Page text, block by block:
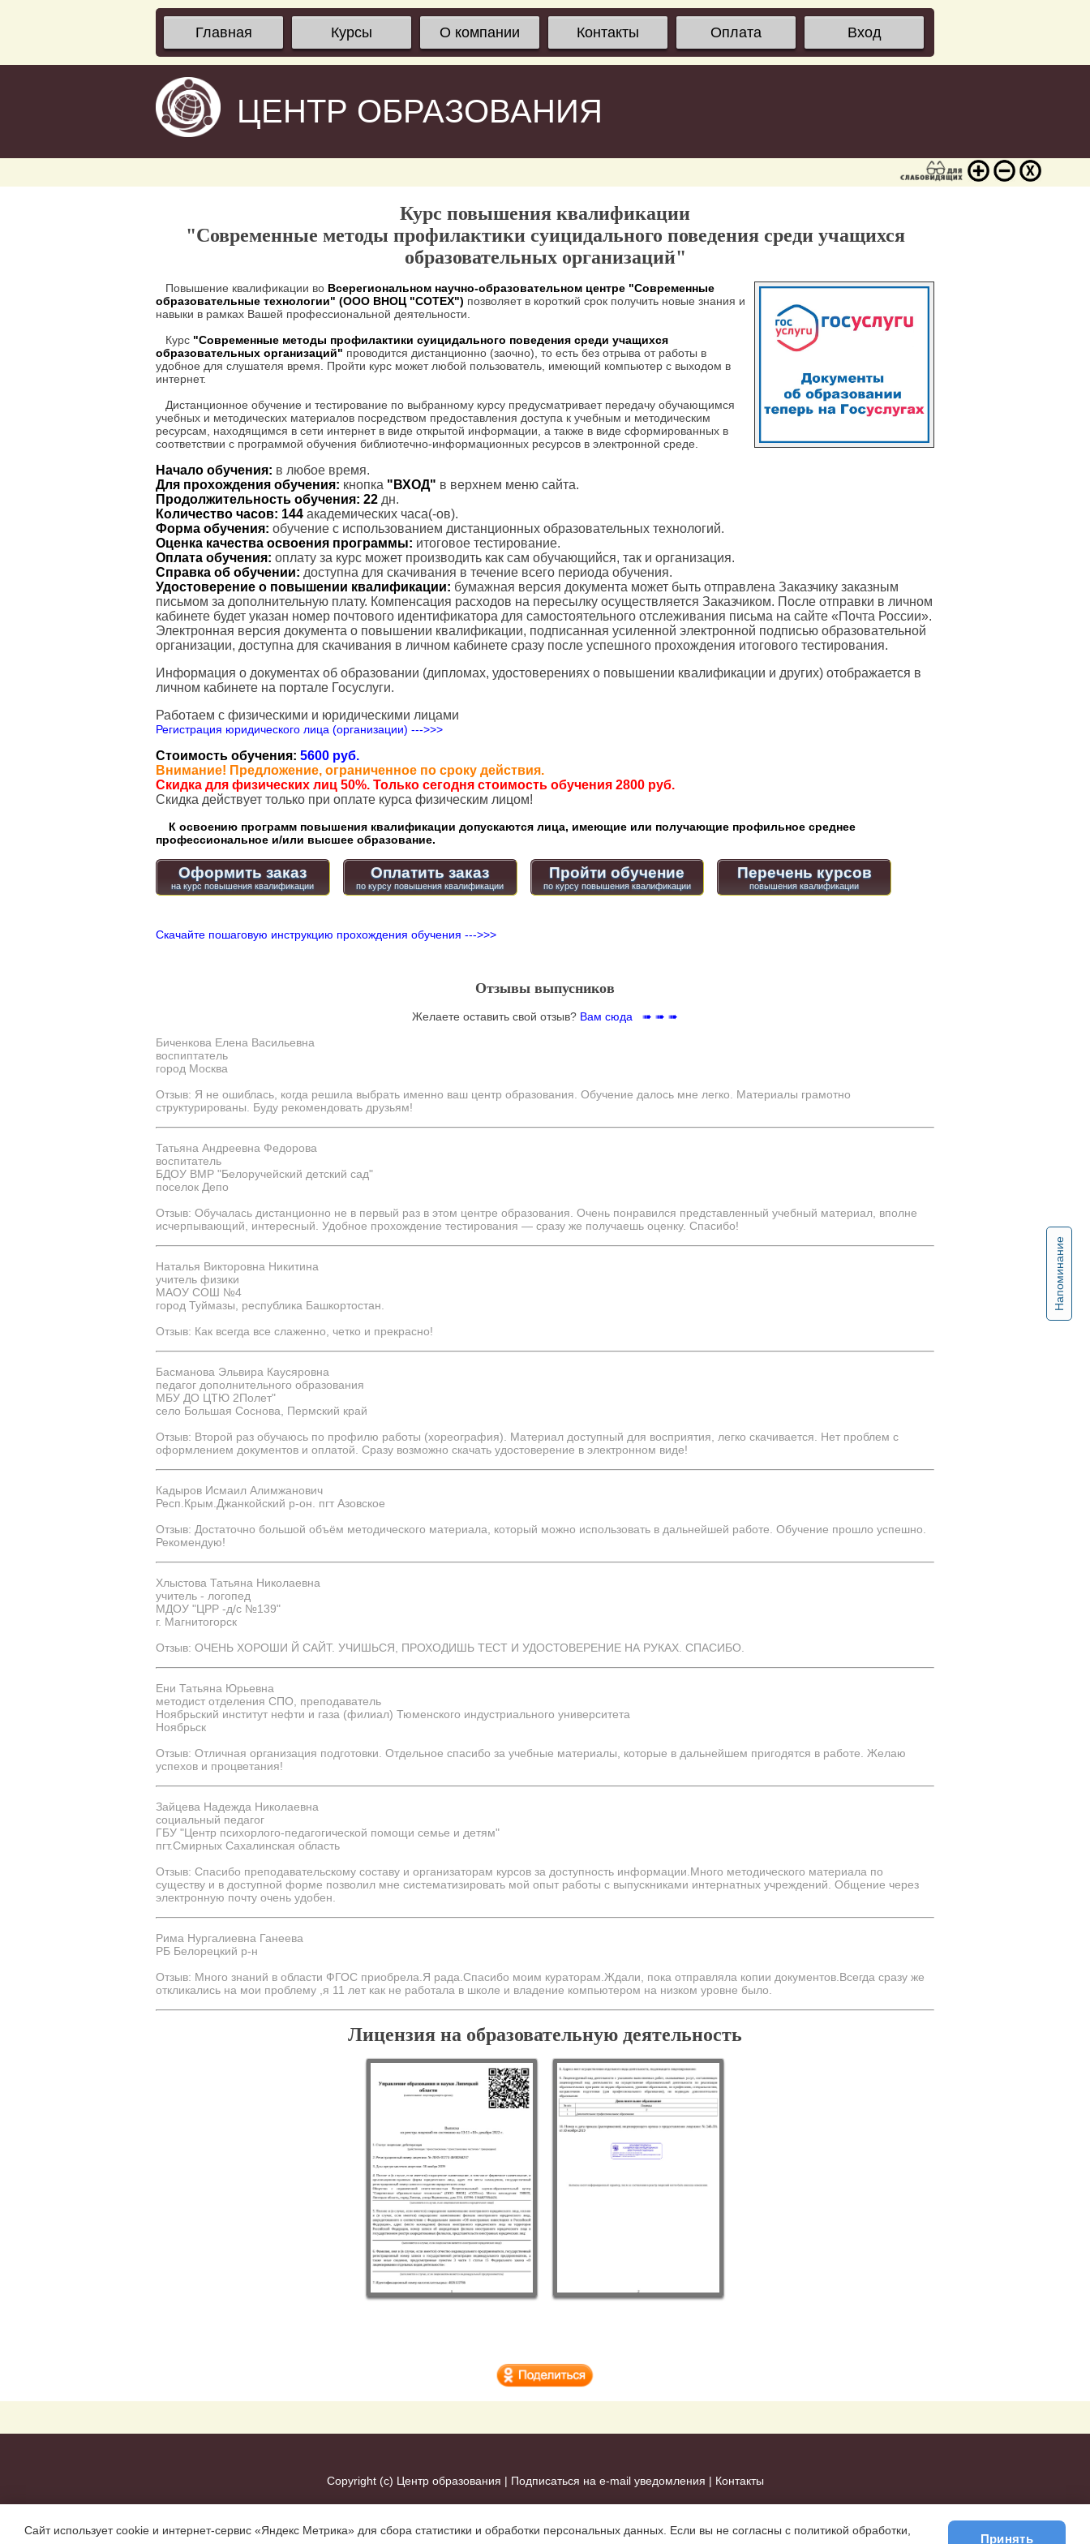
Главная Курсы О компании Контакты Оплата Вход
ЦЕНТР ОБРАЗОВАНИЯ
Напоминание
Курс повышения квалификации
"Современные методы профилактики суицидального поведения среди учащихся
образовательных организаций"
Повышение квалификации во Всерегиональном научно-образовательном центре "Современные
образовательные технологии" (ООО ВНОЦ "СОТЕХ") позволяет в короткий срок получить новые знания и
навыки в рамках Вашей профессиональной деятельности.
Курс "Современные методы профилактики суицидального поведения среди учащихся
образовательных организаций" проводится дистанционно (заочно), то есть без отрыва от работы в
удобное для слушателя время. Пройти курс может любой пользователь, имеющий компьютер с выходом в
интернет.
Дистанционное обучение и тестирование по выбранному курсу предусматривает передачу обучающимся
учебных и методических материалов посредством предоставления доступа к учебным и методическим
ресурсам, находящимся в сети интернет в виде открытой информации, а также в виде сформированных в
соответствии с программой обучения библиотечно-информационных ресурсов в электронной среде.
Начало обучения: в любое время.
Для прохождения обучения: кнопка "ВХОД" в верхнем меню сайта.
Продолжительность обучения: 22 дн.
Количество часов: 144 академических часа(-ов).
Форма обучения: обучение с использованием дистанционных образовательных технологий.
Оценка качества освоения программы: итоговое тестирование.
Оплата обучения: оплату за курс может производить как сам обучающийся, так и организация.
Справка об обучении: доступна для скачивания в течение всего периода обучения.
Удостоверение о повышении квалификации: бумажная версия документа может быть отправлена Заказчику заказным
письмом за дополнительную плату. Компенсация расходов на пересылку осуществляется Заказчиком. После отправки в личном
кабинете будет указан номер почтового идентификатора для самостоятельного отслеживания письма на сайте «Почта России».
Электронная версия документа о повышении квалификации, подписанная усиленной электронной подписью образовательной
организации, доступна для скачивания в личном кабинете сразу после успешного прохождения итогового тестирования.
Информация о документах об образовании (дипломах, удостоверениях о повышении квалификации и других) отображается в
личном кабинете на портале Госуслуги.
Работаем с физическими и юридическими лицами
Регистрация юридического лица (организации) --->>>
Стоимость обучения: 5600 руб.
Внимание! Предложение, ограниченное по сроку действия.
Скидка для физических лиц 50%. Только сегодня стоимость обучения 2800 руб.
Cкидка действует только при оплате курса физическим лицом!
К освоению программ повышения квалификации допускаются лица, имеющие или получающие профильное среднее
профессиональное и/или высшее образование.
Оформить заказ Оплатить заказ Пройти обучение
по курсу повышения квалификации
Перечень курсов
Скачайте пошаговую инструкцию прохождения обучения --->>>
Отзывы выпусников
Желаете оставить свой отзыв? Вам сюда ➠ ➠ ➠
Биченкова Елена Васильевна
воспиптатель
город Москва
Отзыв: Я не ошиблась, когда решила выбрать именно ваш центр образования. Обучение далось мне легко. Материалы грамотно
структурированы. Буду рекомендовать друзьям!
Татьяна Андреевна Федорова
воспитатель
БДОУ ВМР "Белоручейский детский сад"
поселок Депо
Отзыв: Обучалась дистанционно не в первый раз в этом центре образования. Очень понравился представленный учебный материал, вполне
исчерпывающий, интересный. Удобное прохождение тестирования — сразу же получаешь оценку. Спасибо!
Наталья Викторовна Никитина
учитель физики
МАОУ СОШ №4
город Туймазы, республика Башкортостан.
Отзыв: Как всегда все слаженно, четко и прекрасно!
Басманова Эльвира Каусяровна
педагог дополнительного образования
МБУ ДО ЦТЮ 2Полет"
село Большая Соснова, Пермский край
Отзыв: Второй раз обучаюсь по профилю работы (хореография). Материал доступный для восприятия, легко скачивается. Нет проблем с
оформлением документов и оплатой. Сразу возможно скачать удостоверение в электронном виде!
Кадыров Исмаил Алимжанович
Респ.Крым.Джанкойский р-он. пгт Азовское
Отзыв: Достаточно большой объём методического материала, который можно использовать в дальнейшей работе. Обучение прошло успешно.
Рекомендую!
Хлыстова Татьяна Николаевна
учитель - логопед
МДОУ "ЦРР -д/с №139"
г. Магнитогорск
Отзыв: ОЧЕНЬ ХОРОШИ Й САЙТ. УЧИШЬСЯ, ПРОХОДИШЬ ТЕСТ И УДОСТОВЕРЕНИЕ НА РУКАХ. СПАСИБО.
Ени Татьяна Юрьевна
методист отделения СПО, преподаватель
Ноябрьский институт нефти и газа (филиал) Тюменского индустриального университета
Ноябрьск
Отзыв: Отличная организация подготовки. Отдельное спасибо за учебные материалы, которые в дальнейшем пригодятся в работе. Желаю
успехов и процветания!
Зайцева Надежда Николаевна
социальный педагог
ГБУ "Центр психорлого-педагогической помощи семье и детям"
пгт.Смирных Сахалинская область
Отзыв: Спасибо преподавательскому составу и организаторам курсов за доступность информации.Много методического материала по
существу и в доступной форме позволил мне систематизировать мой опыт работы с выпускниками интернатных учреждений. Общение через
электронную почту очень удобен.
Рима Нургалиевна Ганеева
РБ Белорецкий р-н
Отзыв: Много знаний в области ФГОС приобрела.Я рада.Спасибо моим кураторам.Ждали, пока отправляла копии документов.Всегда сразу же
откликались на мои проблему ,я 11 лет как не работала в школе и владение компьютером на низком уровне было.
Лицензия на образовательную деятельность
Copyright (c) Центр образования | Подписаться на e-mail уведомления | Контакты
Сайт использует cookie и интернет-сервис «Яндекс Метрика» для сбора статистики и обработки персональных данных. Если вы не согласны с политикой обработки,
Принять